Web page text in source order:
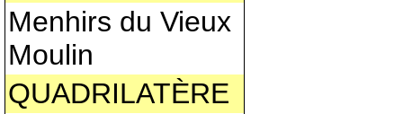
Menhirs du Vieux
Moulin
QUADRILATÈRE